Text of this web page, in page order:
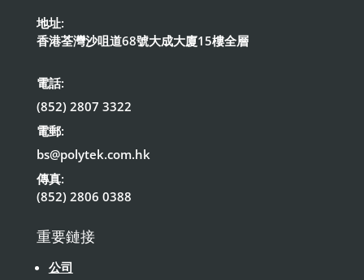
地址:
香港荃灣沙咀道68號大成大廈15樓全層
電話:
(852) 2807 3322
電郵:
bs@polytek.com.hk
傳真:
(852) 2806 0388
重要鏈接
公司